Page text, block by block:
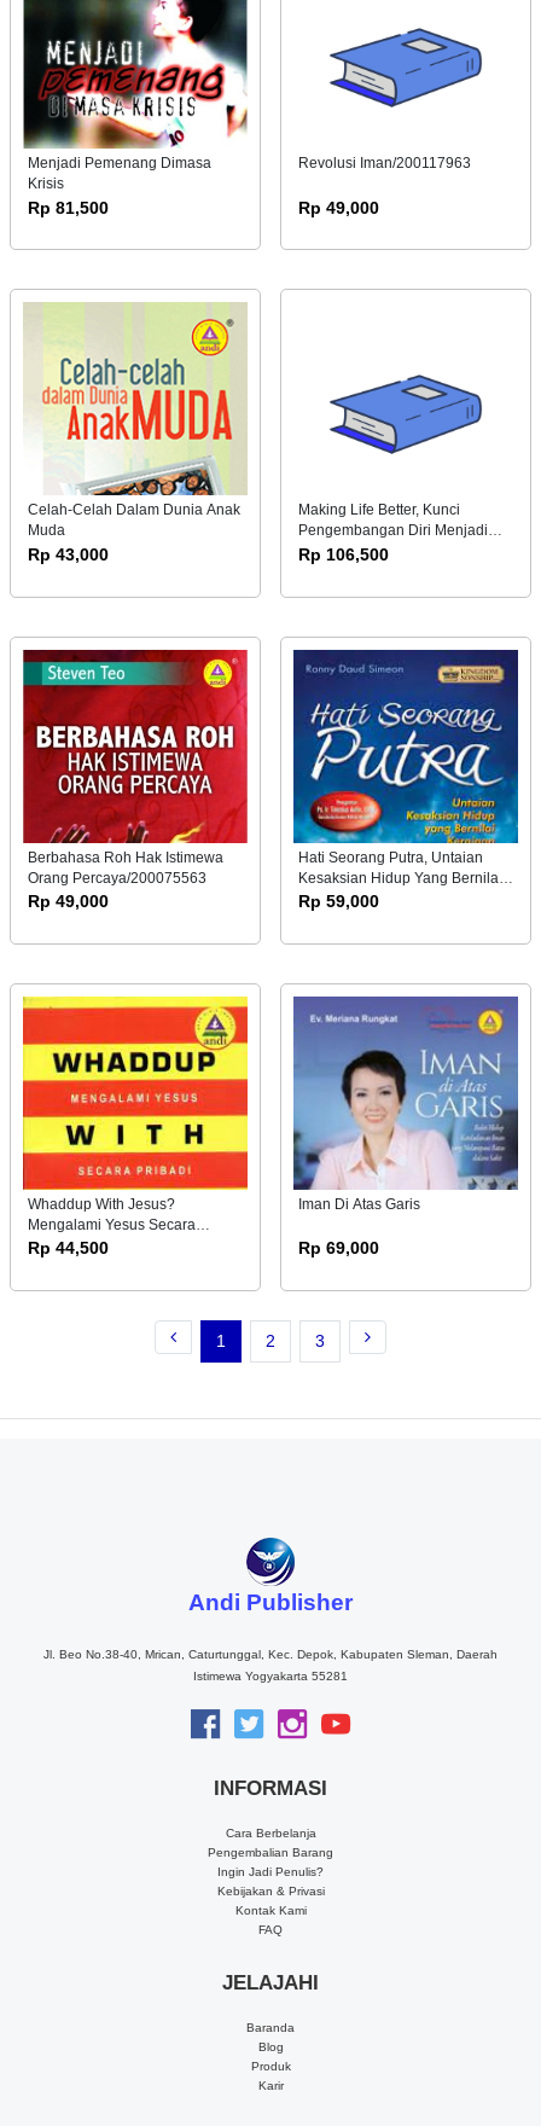
Menjadi Pemenang Dimasa
Krisis
Rp 81,500
Revolusi Iman/200117963
Rp 49,000
Celah-Celah Dalam Dunia Anak
Muda
Rp 43,000
Making Life Better, Kunci
Pengembangan Diri Menjadi
Lebih Baik Berdasar Nilai-nilai
Rp 106,500
Berbahasa Roh Hak Istimewa
Orang Percaya/200075563
Rp 49,000
Hati Seorang Putra, Untaian
Kesaksian Hidup Yang Bernilai
Kerajaan/200215744
Rp 59,000
Whaddup With Jesus?
Mengalami Yesus Secara
Pribadi
Rp 44,500
Iman Di Atas Garis
Rp 69,000
1 2 3
Andi Publisher
Jl. Beo No.38-40, Mrican, Caturtunggal, Kec. Depok, Kabupaten Sleman, Daerah
Istimewa Yogyakarta 55281
INFORMASI
Cara Berbelanja
Pengembalian Barang
Ingin Jadi Penulis?
Kebijakan & Privasi
Kontak Kami
FAQ
JELAJAHI
Baranda
Blog
Produk
Karir